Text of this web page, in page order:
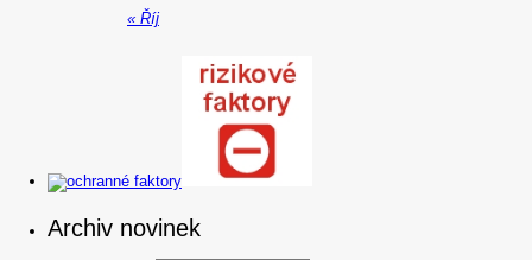
« Říj
Archiv novinek